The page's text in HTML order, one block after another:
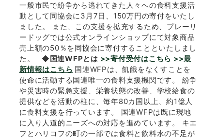
一般市民で紛争から逃れてきた人々への食料支援活
動として同協会に3月7日、150万円の寄付をいたし
ました。 また、この支援を拡充するため、プレーリ
ードッグでは公式オンラインショップにて対象商品
売上額の50％を同協会に寄付することといたしまし
た。 ◆国連WFPとは >>寄付受付はこちら >>最
新情報はこちら 国連WFPは、飢餓をなくすことを
使命に活動する国連唯一の食料支援機関です。 紛争
や災害時の緊急支援、栄養状態の改善、学校給食の
提供などを活動の柱に、毎年80カ国以上、約1億人
に食料支援を行っています。 国連WFPは既に現地
に入り人道的ニーズへの対応を進めています。 キエ
フとハリコフの町の一部では食料と飲料水の不足が